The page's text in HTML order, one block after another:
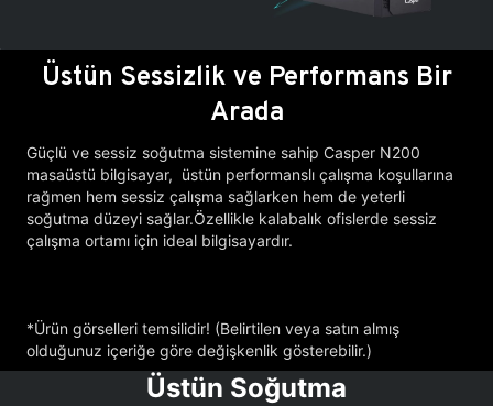
Üstün Sessizlik ve Performans Bir
Arada
Güçlü ve sessiz soğutma sistemine sahip Casper N200
masaüstü bilgisayar, üstün performanslı çalışma koşullarına
rağmen hem sessiz çalışma sağlarken hem de yeterli
soğutma düzeyi sağlar.Özellikle kalabalık ofislerde sessiz
çalışma ortamı için ideal bilgisayardır.
*Ürün görselleri temsilidir! (Belirtilen veya satın almış
olduğunuz içeriğe göre değişkenlik gösterebilir.)
Üstün Soğutma